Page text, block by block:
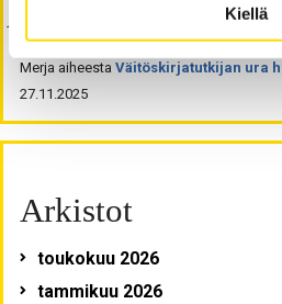
Kiellä
Merja aiheesta Väitöskirjatutkijan ura
27.11.2025
Arkistot
toukokuu 2026
tammikuu 2026